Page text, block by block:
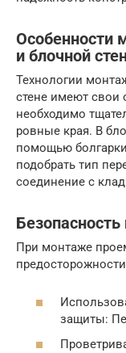
Особенности
и блочной
Технологии
стене имеют свои
необходимо
ровные края. В
помощью
подобрать тип
соединение с
При монтаже
защиты: